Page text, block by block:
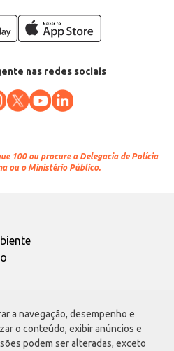
a navegação, desempenho e
o conteúdo, exibir anúncios e
podem ser alteradas, exceto
nas redes sociais
100 ou procure a Delegacia de Polícia
ou o Ministério Público.
S.A.
6169, Vila Maria, São Paulo - SP | CEP
75.315.333/0001-09